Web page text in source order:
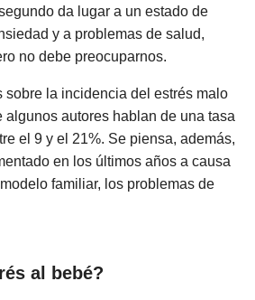
da lugar a un estado de
y a problemas de salud,
no debe preocuparnos.
sobre la incidencia del estrés malo
algunos autores hablan de una tasa
el 9 y el 21%. Se piensa, además,
en los últimos años a causa
familiar, los problemas de
al bebé?